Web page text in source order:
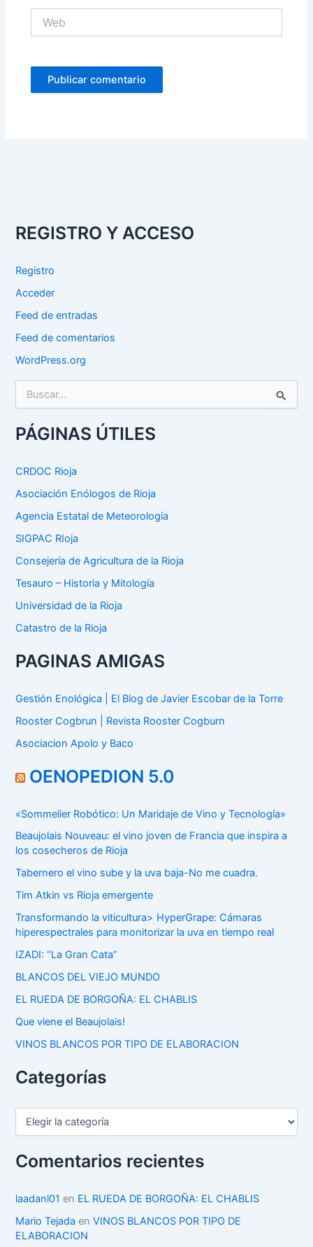
REGISTRO Y ACCESO
Registro
Acceder
Feed de entradas
Feed de comentarios
WordPress.org
c
a
p
r
:
PÁGINAS ÚTILES
CRDOC Rioja
Asociación Enólogos de Rioja
Agencia Estatal de Meteorología
SIGPAC RIoja
Consejería de Agricultura de la Rioja
Tesauro – Historia y Mitología
Universidad de la Rioja
Catastro de la Rioja
PAGINAS AMIGAS
Gestión Enológica | El Blog de Javier Escobar de la Torre
Rooster Cogbrun | Revista Rooster Cogburn
Asociacion Apolo y Baco
OENOPEDION 5.0
«Sommelier Robótico: Un Maridaje de Vino y Tecnología»
Beaujolais Nouveau: el vino joven de Francia que inspira a
los cosecheros de Rioja
Tabernero el vino sube y la uva baja-No me cuadra.
Tim Atkin vs Rioja emergente
Transformando la viticultura> HyperGrape: Cámaras
hiperespectrales para monitorizar la uva en tiempo real
IZADI: “La Gran Cata”
BLANCOS DEL VIEJO MUNDO
EL RUEDA DE BORGOÑA: EL CHABLIS
Que viene el Beaujolais!
VINOS BLANCOS POR TIPO DE ELABORACION
Categorías
C
e
g
r
a
s
Comentarios recientes
laadanl01 en EL RUEDA DE BORGOÑA: EL CHABLIS
Mario Tejada enVINOS BLANCOS POR TIPO DE
ELABORACION